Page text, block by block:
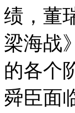
绩，董
梁海战
的各个
舜臣面